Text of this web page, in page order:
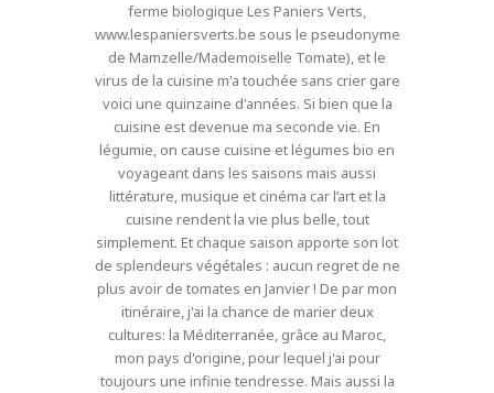
ferme biologique Les Paniers Verts,
www.lespaniersverts.be sous le pseudonyme
de Mamzelle/Mademoiselle Tomate), et le
virus de la cuisine m'a touchée sans crier gare
voici une quinzaine d'années. Si bien que la
cuisine est devenue ma seconde vie. En
légumie, on cause cuisine et légumes bio en
voyageant dans les saisons mais aussi
littérature, musique et cinéma car l’art et la
cuisine rendent la vie plus belle, tout
simplement. Et chaque saison apporte son lot
de splendeurs végétales : aucun regret de ne
plus avoir de tomates en Janvier ! De par mon
itinéraire, j'ai la chance de marier deux
cultures: la Méditerranée, grâce au Maroc,
mon pays d'origine, pour lequel j'ai pour
toujours une infinie tendresse. Mais aussi la